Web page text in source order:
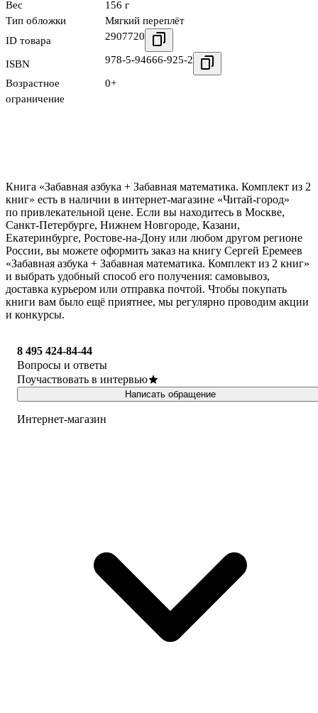
Вес
156 г
Тип обложки
Мягкий переплёт
ID товара
2907720
ISBN 978-5-94666-925-2
Возрастное
ограничение
0+
Книга «Забавная азбука + Забавная математика. Комплект из 2
книг» есть в наличии в интернет-магазине «Читай-город»
по привлекательной цене. Если вы находитесь в Москве,
Санкт-Петербурге, Нижнем Новгороде, Казани,
Екатеринбурге, Ростове-на-Дону или любом другом регионе
России, вы можете оформить заказ на книгу Сергей Еремеев
«Забавная азбука + Забавная математика. Комплект из 2 книг»
и выбрать удобный способ его получения: самовывоз,
доставка курьером или отправка почтой. Чтобы покупать
книги вам было ещё приятнее, мы регулярно проводим акции
и конкурсы.
8 495 424-84-44
Вопросы и ответы
Поучаствовать в интервью
Написать обращение
Интернет-магазин